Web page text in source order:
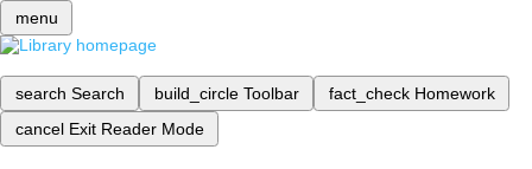
menu
search Search build_circle Toolbar fact_check Homework
cancel Exit Reader Mode